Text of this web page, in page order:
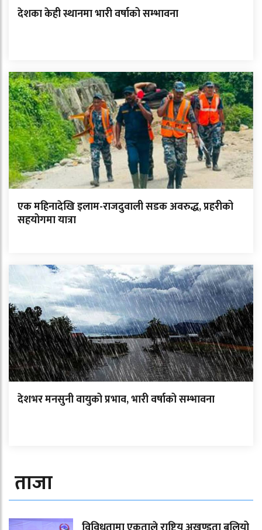
देशका केही स्थानमा भारी वर्षाको सम्भावना
एक महिनादेखि इलाम-राजदुवाली सडक अवरुद्ध, प्रहरीको
सहयोगमा यात्रा
देशभर मनसुनी वायुको प्रभाव, भारी वर्षाको सम्भावना
ताजा